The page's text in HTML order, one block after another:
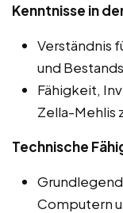
Kenntnisse in
Verständnis
und
Fähigkeit,
Zella-Mehlis
Technische
Computern